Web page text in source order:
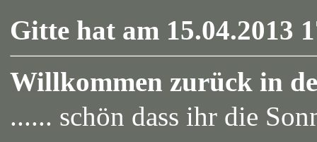
Gitte hat am 15.04.2013
Willkommen zurück in
...... schön dass ihr die